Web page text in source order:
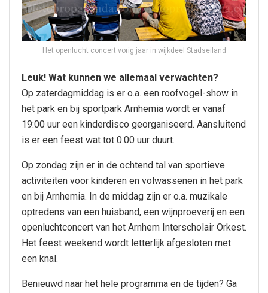
Het openlucht concert vorig jaar in wijkdeel Stadseiland
Leuk! Wat kunnen we allemaal verwachten?
Op zaterdagmiddag is er o.a. een roofvogel-show in
het park en bij sportpark Arnhemia wordt er vanaf
19:00 uur een kinderdisco georganiseerd. Aansluitend
is er een feest wat tot 0:00 uur duurt.
Op zondag zijn er in de ochtend tal van sportieve
activiteiten voor kinderen en volwassenen in het park
en bij Arnhemia. In de middag zijn er o.a. muzikale
optredens van een huisband, een wijnproeverij en een
openluchtconcert van het Arnhem Interscholair Orkest.
Het feest weekend wordt letterlijk afgesloten met
een knal.
Benieuwd naar het hele programma en de tijden? Ga